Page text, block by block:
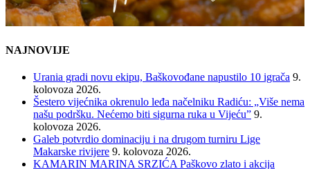
NAJNOVIJE
Urania gradi novu ekipu, Baškovođane napustilo 10 igrača 9.
kolovoza 2026.
Šestero vijećnika okrenulo leđa načelniku Radiću: „Više nema
našu podršku. Nećemo biti sigurna ruka u Vijeću” 9.
kolovoza 2026.
Galeb potvrdio dominaciju i na drugom turniru Lige
Makarske rivijere 9. kolovoza 2026.
KAMARIN MARINA SRZIĆA Paškovo zlato i akcija